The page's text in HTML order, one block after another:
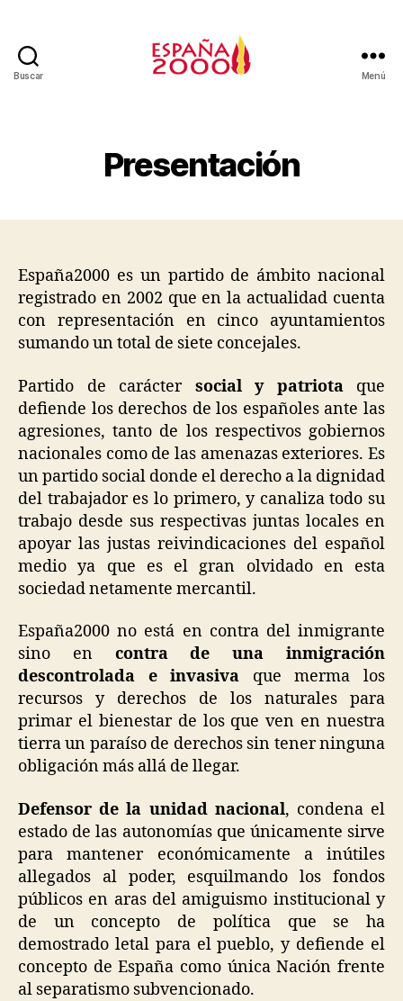
Buscar Menú
Presentación
España2000 es un partido de ámbito nacional
registrado en 2002 que en la actualidad cuenta
con representación en cinco ayuntamientos
sumando un total de siete concejales.
Partido de caráctersocial y patriotaque
defiende los derechos de los españoles ante las
agresiones, tanto de los respectivos gobiernos
nacionales como de las amenazas exteriores. Es
un partido social donde el derecho a la dignidad
del trabajador es lo primero, y canaliza todo su
trabajo desde sus respectivas juntas locales en
apoyar las justas reivindicaciones del español
medio ya que es el gran olvidado en esta
sociedad netamente mercantil.
España2000 no está en contra del inmigrante
sino encontra de una inmigración
descontrolada e invasiva que merma los
recursos y derechos de los naturales para
primar el bienestar de los que ven en nuestra
tierra un paraíso de derechos sin tener ninguna
obligación más allá de llegar.
Defensor de la unidad nacional, condena el
estado de las autonomías que únicamente sirve
para mantener económicamente a inútiles
allegados al poder, esquilmando los fondos
públicos en aras del amiguismo institucional y
de un concepto de política que se ha
demostrado letal para el pueblo, y defiende el
concepto de España como única Nación frente
al separatismo subvencionado.